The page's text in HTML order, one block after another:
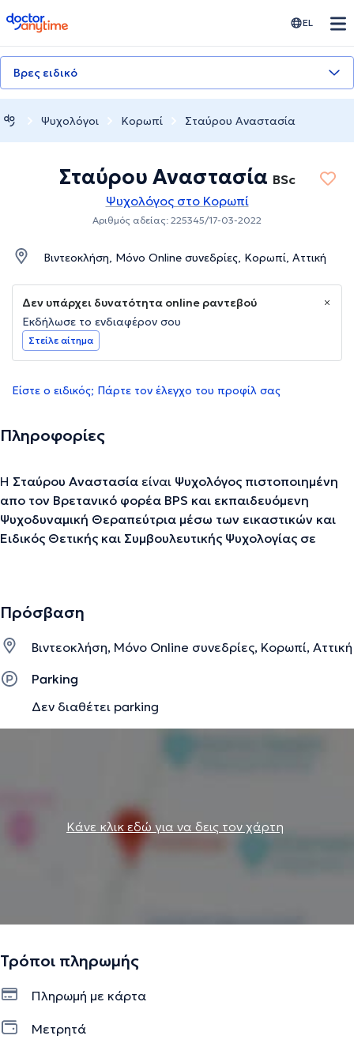
doctoranytime EL
Βρες ειδικό
Ψυχολόγοι Κορωπί Σταύρου Αναστασία
Σταύρου Αναστασία BSc
Ψυχολόγος στο Κορωπί
Αριθμός αδείας: 225345/17-03-2022
Βιντεοκλήση, Μόνο Online συνεδρίες, Κορωπί, Αττική
Δεν υπάρχει δυνατότητα online ραντεβού
Εκδήλωσε το ενδιαφέρον σου
Στείλε αίτημα
Είστε ο ειδικός; Πάρτε τον έλεγχο του προφίλ σας
Πληροφορίες
Η Σταύρου Αναστασία είναι Ψυχολόγος πιστοποιημένη
απο τον Βρετανικό φορέα BPS και εκπαιδευόμενη
Ψυχοδυναμική Θεραπεύτρια μέσω των εικαστικών και
Ειδικός Θετικής και Συμβουλευτικής Ψυχολογίας σε
Επίσης ολοκληρώνει επιμορφωτικά προγράμματα στο
Εθνικό και Καποδιστριακό Πανεπιστήμιο Αθηνών με
αντικείμενο
«Συμβουλευτική και Ψυχοθεραπεία:
Αφηγηματικές, Διαλογικές και Σχεσιακές Προσεγγίσεις
Πανεπιστήμιο με τίτλο«Ψυχολογία και Συμβουλευτική της
Χρόνιας Νόσου και Αναπηρίας»
ξαναβρούν τη διαύγεια, τη δύναμη και την ανθεκτικότητα
τους μέσα από επιστημονικά τεκημηριωμένες και
δημιουργικές προσεγγίσεις και υπό αυστηρή εποπτεία
ανθρώπους που διαχειρίζονται ψυχικές διαταραχές και
Πρόσβαση
Βιντεοκλήση, Μόνο Online συνεδρίες, Κορωπί, Αττική
Parking
Δεν διαθέτει parking
Κάνε κλικ εδώ για να δεις τον χάρτη
Τρόποι πληρωμής
Πληρωμή με κάρτα
Μετρητά